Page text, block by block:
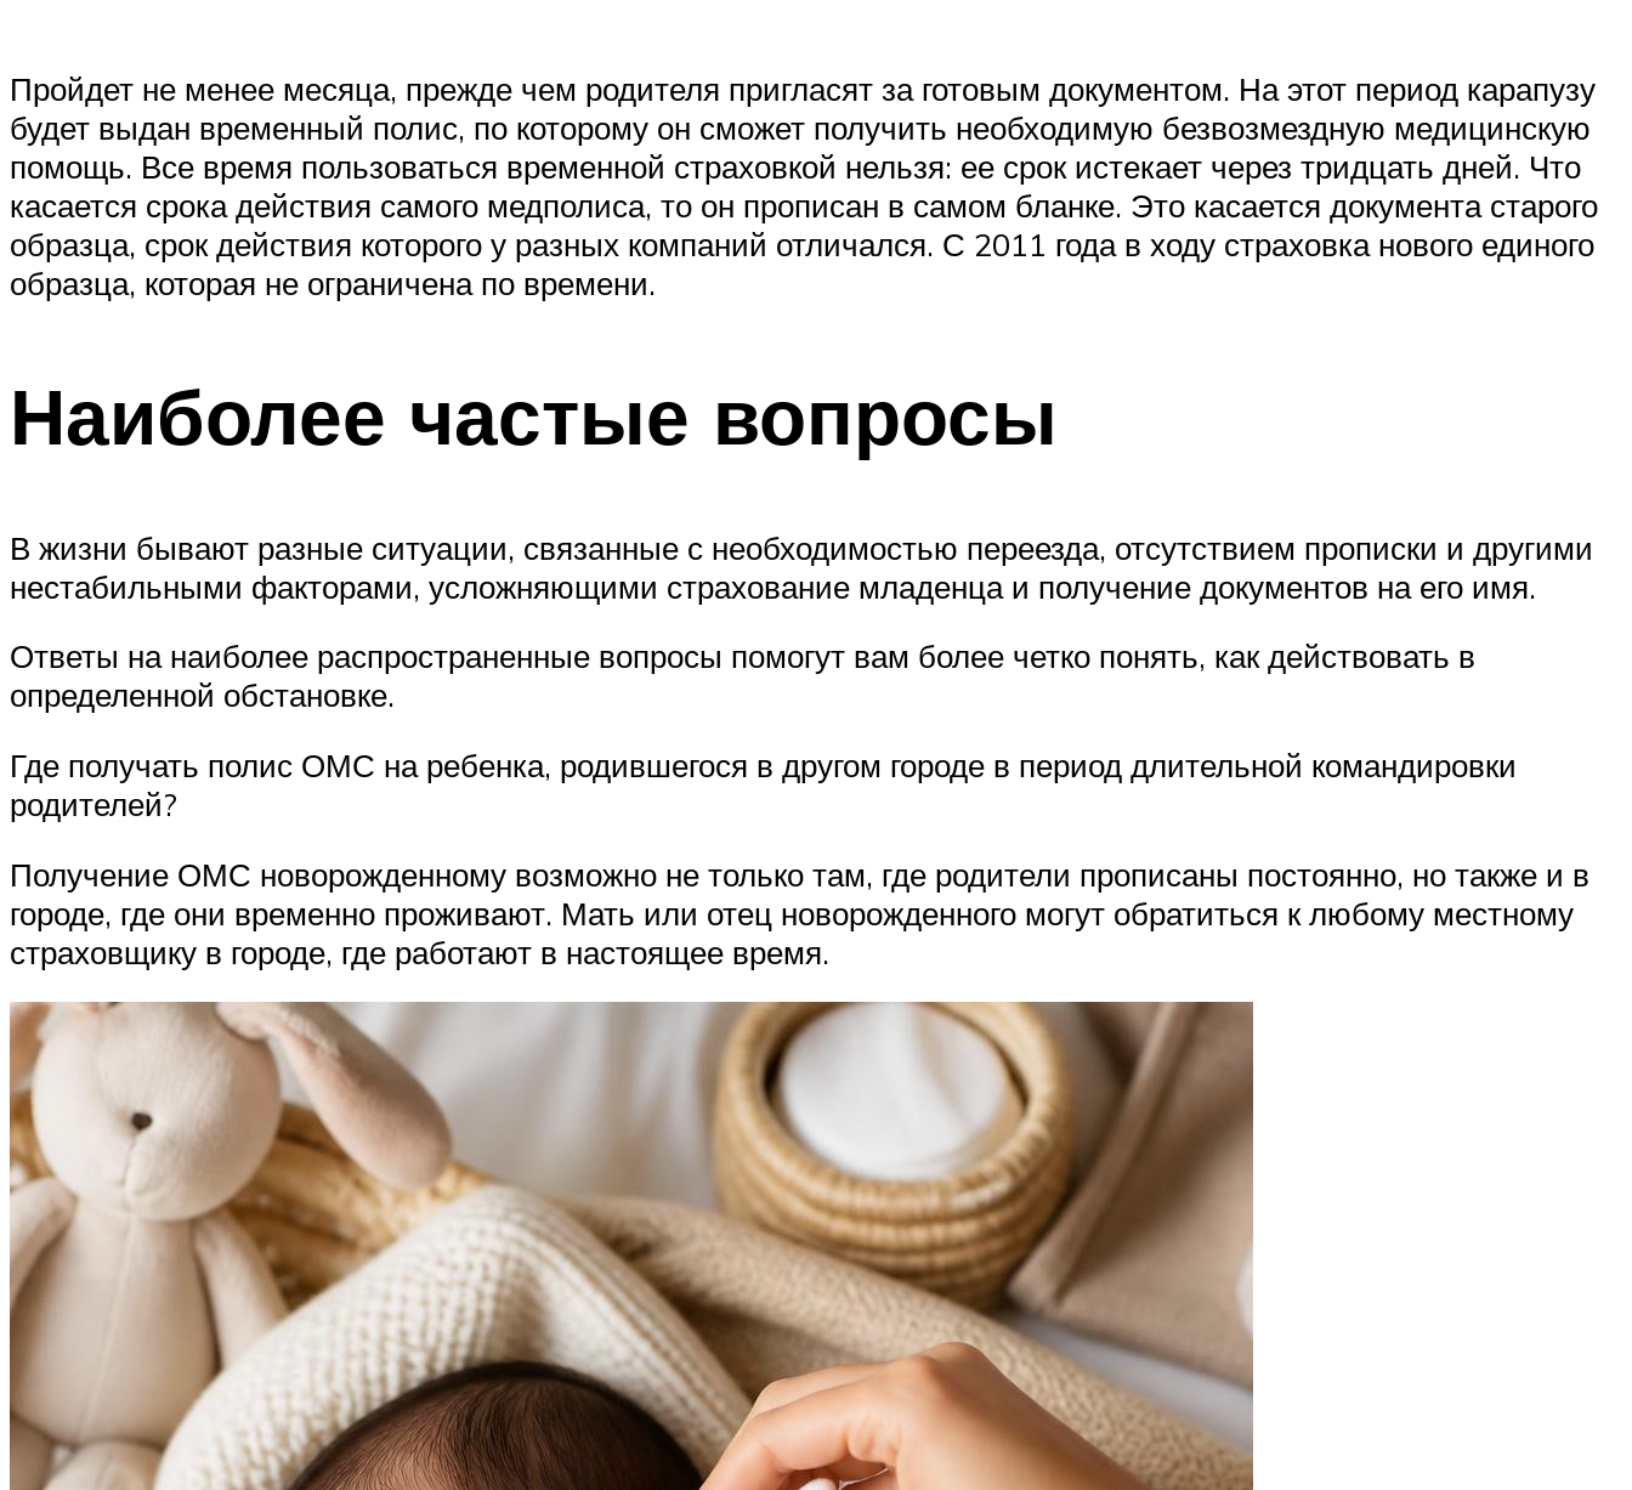
Пройдет не менее месяца, прежде чем родителя пригласят за готовым документом. На этот период карапузу
будет выдан временный полис, по которому он сможет получить необходимую безвозмездную медицинскую
помощь. Все время пользоваться временной страховкой нельзя: ее срок истекает через тридцать дней. Что
касается срока действия самого медполиса, то он прописан в самом бланке. Это касается документа старого
образца, срок действия которого у разных компаний отличался. С 2011 года в ходу страховка нового единого
образца, которая не ограничена по времени.
Наиболее частые вопросы
В жизни бывают разные ситуации, связанные с необходимостью переезда, отсутствием прописки и другими
нестабильными факторами, усложняющими страхование младенца и получение документов на его имя.
Ответы на наиболее распространенные вопросы помогут вам более четко понять, как действовать в
определенной обстановке.
Где получать полис ОМС на ребенка, родившегося в другом городе в период длительной командировки
родителей?
Получение ОМС новорожденному возможно не только там, где родители прописаны постоянно, но также и в
городе, где они временно проживают. Мать или отец новорожденного могут обратиться к любому местному
страховщику в городе, где работают в настоящее время.